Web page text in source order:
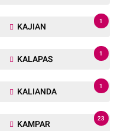
KAJIAN
1
KALAPAS
1
KALIANDA
1
KAMPAR
23